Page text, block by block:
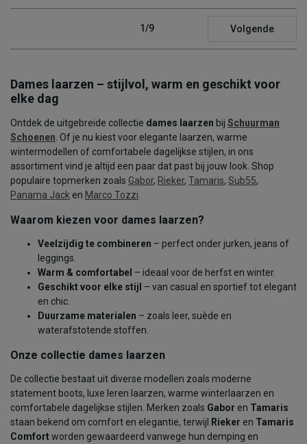
1/9 Volgende
Dames laarzen – stijlvol, warm en geschikt voor
elke dag
Ontdek de uitgebreide collectie dames laarzen bij Schuurman
Schoenen . Of je nu kiest voor elegante laarzen, warme
wintermodellen of comfortabele dagelijkse stijlen, in ons
assortiment vind je altijd een paar dat past bij jouw look. Shop
populaire topmerken zoals Gabor, Rieker, Tamaris, Sub55,
Panama Jack en Marco Tozzi
Waarom kiezen voor dames laarzen?
Veelzijdig te combineren – perfect onder jurken, jeans of
leggings.
Warm & comfortabel – ideaal voor de herfst en winter.
Geschikt voor elke stijl – van casual en sportief tot elegant
en chic.
Duurzame materialen – zoals leer, suède en
waterafstotende stoffen.
Onze collectie dames laarzen
De collectie bestaat uit diverse modellen zoals moderne
statement boots, luxe leren laarzen, warme winterlaarzen en
comfortabele dagelijkse stijlen. Merken zoals Gabor en Tamaris
staan bekend om comfort en elegantie, terwijl
Rieker en Tamaris
Comfortworden gewaardeerd vanwege hun demping en